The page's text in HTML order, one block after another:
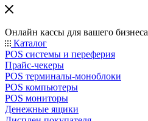
Онлайн кассы для вашего бизнеса
Каталог
POS системы и переферия
Прайс-чекеры
POS терминалы-моноблоки
POS компьютеры
POS мониторы
Денежные ящики